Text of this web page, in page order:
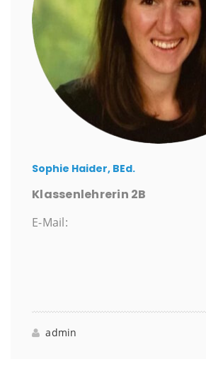
Sophie Haider, BEd.
Klassenlehrerin 2B
E-Mail:
admin